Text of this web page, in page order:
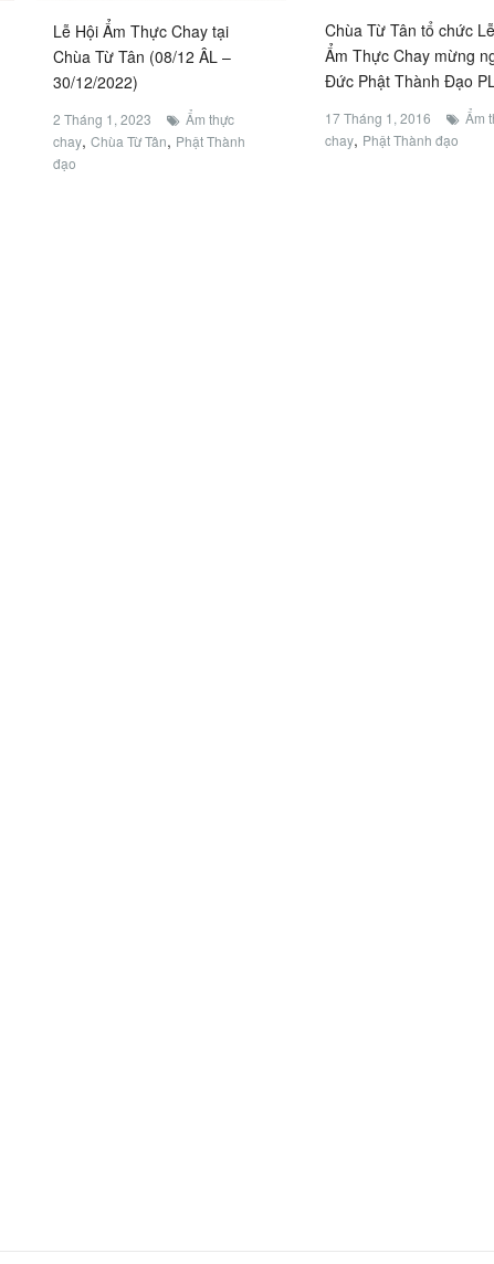
Lễ Hội Ẩm Thực Chay tại
Chùa Từ Tân (08/12 ÂL –
30/12/2022)
2 Tháng 1, 2023
Ẩm thực
chay, Chùa Từ Tân, Phật Thành
đạo
Chùa Từ Tân tổ chức
Ẩm Thực Chay mừng
Đức Phật Thành Đạo
17 Tháng 1, 2016
Ẩm
chay, Phật Thành đạo